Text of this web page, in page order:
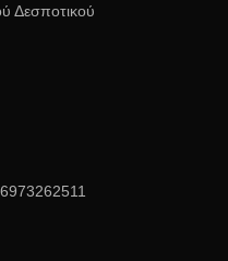
Δεσποτικού